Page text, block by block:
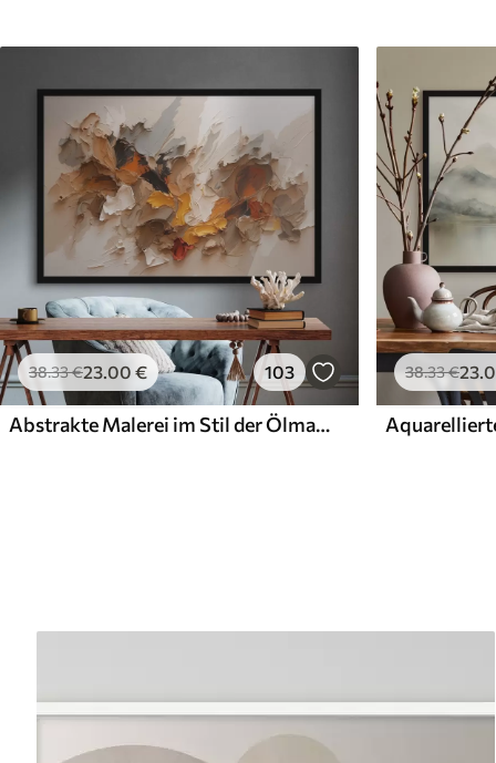
38.33€23.00 € 103
Abstrakte Malerei im Stil der Ölmalerei
38.33€23